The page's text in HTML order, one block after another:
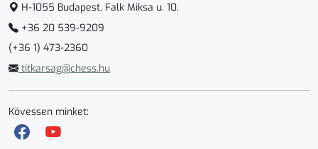
H-1055 Budapest, Falk Miksa u. 10.
+36 20 539-9209
(+36 1) 473-2360
titkarsag@chess.hu
Kövessen minket: